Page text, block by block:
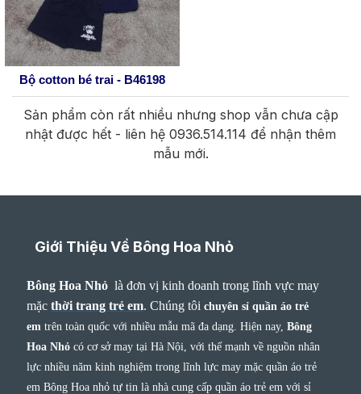
Bộ cotton bé trai - B46198
Sản phẩm còn rất nhiều nhưng shop vẫn chưa cập
nhật được hết - liên hệ 0936.514.114 để nhận thêm
mẫu mới.
Giới Thiệu Về Bông Hoa Nhỏ
Bông Hoa Nhỏ là đơn vị kinh doanh trong lĩnh vực may
mặc thời trang trẻ em. Chúng tôi chuyên sỉ quần áo trẻ
em trên toàn quốc với nhiều mẫu mã đa dạng. Hiện nay, Bông
Hoa Nhỏcó cơ sở may tại Hà Nội, với thế mạnh về nguồn nhân
lực nhiều năm kinh nghiệm trong lĩnh lực may mặc quần áo trẻ
em Bông Hoa nhỏ tự tin là nhà cung cấp quần áo trẻ em với sỉ